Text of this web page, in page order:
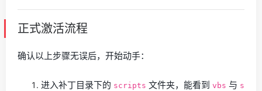
正式激活流程
确认以上步骤无误后，开始动手：
进入补丁目录下的 scripts 文件夹，能看到 vbs 与 s